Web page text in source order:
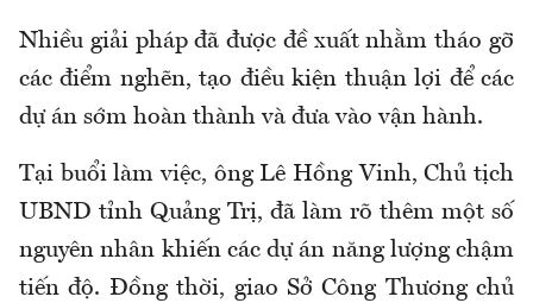
Nhiều giải pháp đã được đề xuất nhằm tháo gỡ
các điểm nghẽn, tạo điều kiện thuận lợi để các
dự án sớm hoàn thành và đưa vào vận hành.
Tại buổi làm việc, ông Lê Hồng Vinh, Chủ tịch
UBND tỉnh Quảng Trị, đã làm rõ thêm một số
nguyên nhân khiến các dự án năng lượng chậm
tiến độ. Đồng thời, giao Sở Công Thương chủ